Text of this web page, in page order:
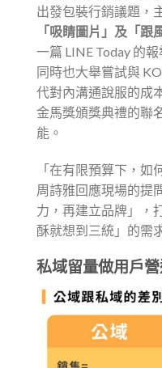
出發包裝行銷議題，
「吸睛圖片」及「跟
一篇 LINE Today 的
同時也大舉嘗試與
代對內溝通說服的成
金馬獎頒獎典禮的聯
能。
「在有限預算下，如
周詩雅回應現場的提
力，再建立品牌」，
酥就想到三統」的需
私域留量做用戶